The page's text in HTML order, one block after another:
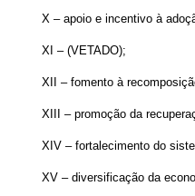
X – apoio e incentivo à
XI – (VETADO);
XII – fomento à
XIII – promoção da
XIV – fortalecimento do
XV – diversificação da